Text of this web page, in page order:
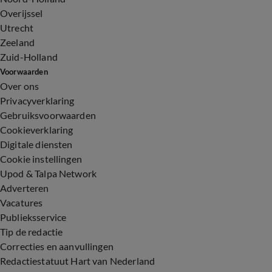
Overijssel
Utrecht
Zeeland
Zuid-Holland
Voorwaarden
Over ons
Privacyverklaring
Gebruiksvoorwaarden
Cookieverklaring
Digitale diensten
Cookie instellingen
Upod & Talpa Network
Adverteren
Vacatures
Publieksservice
Tip de redactie
Correcties en aanvullingen
Redactiestatuut Hart van Nederland